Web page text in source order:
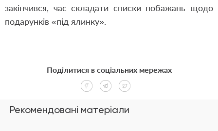
закінчився, час складати списки побажань щодо
подарунків «під ялинку».
Рекомендовані матеріали
Поділитися в соціальних мережах